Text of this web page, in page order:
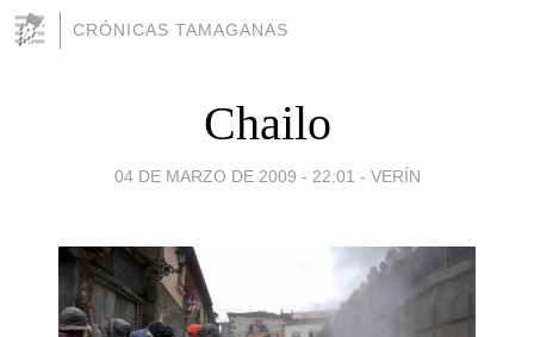
CRÓNICAS TAMAGANAS
Chailo
04 DE MARZO DE 2009 - 22:01 - VERÍN